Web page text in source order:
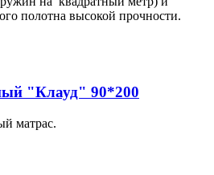
полотна высокой прочности.
"Клауд" 90*200
матрас.